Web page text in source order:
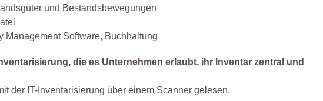
und Bestandsbewegungen
Management Software, Buchhaltung
die es Unternehmen erlaubt, ihr Inventar zentral und
der IT-Inventarisierung über einem Scanner gelesen.